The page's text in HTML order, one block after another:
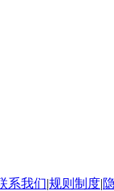
系我们|规则制度|